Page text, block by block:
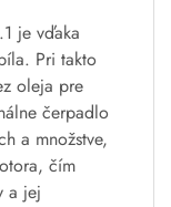
je vďaka
Pri takto
oleja pre
čerpadlo
a množstve,
čím
a jej